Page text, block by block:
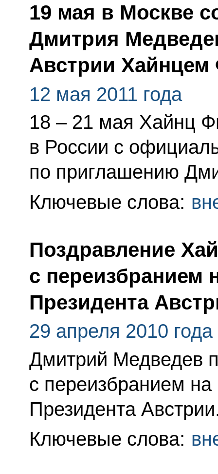
19 мая в Москве
Дмитрия
Австрии
12 мая 2011 года
18 – 21 мая Хайнц
в России с
по приглашению
Ключевые слова:
Поздравление
с переизбранием
Президента
29 апреля 2010 года
Дмитрий Медведев
с переизбранием
Президента
Ключевые слова: